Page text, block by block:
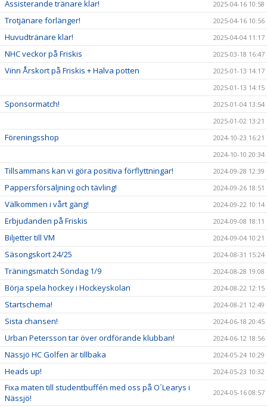
Assisterande tränare klar! 2025-04-16 10:58
Trotjänare förlänger! 2025-04-16 10:56
Huvudtränare klar! 2025-04-04 11:17
NHC veckor på Friskis 2025-03-18 16:47
Vinn Årskort på Friskis + Halva potten
2025-01-13 14:17
2025-01-13 14:15
Sponsormatch!
2025-01-04 13:54
2025-01-02 13:21
Föreningsshop
2024-10-23 16:21
2024-10-10 20:34
Tillsammans kan vi göra positiva förflyttningar! 2024-09-28 12:39
Pappersförsäljning och tävling! 2024-09-26 18:51
Välkommen i vårt gäng! 2024-09-22 10:14
Erbjudanden på Friskis 2024-09-08 18:11
Biljetter till VM 2024-09-04 10:21
Säsongskort 24/25 2024-08-31 15:24
Träningsmatch Söndag 1/9 2024-08-28 19:08
Börja spela hockey i Hockeyskolan 2024-08-22 12:15
Startschema! 2024-08-21 12:49
Sista chansen! 2024-06-18 20:45
Urban Petersson tar över ordförande klubban! 2024-06-12 18:56
Nässjö HC Golfen är tillbaka 2024-05-24 10:29
Heads up! 2024-05-23 10:32
Fixa maten till studentbuffén med oss på O´Learys i
Nässjö!
2024-05-16 08:57